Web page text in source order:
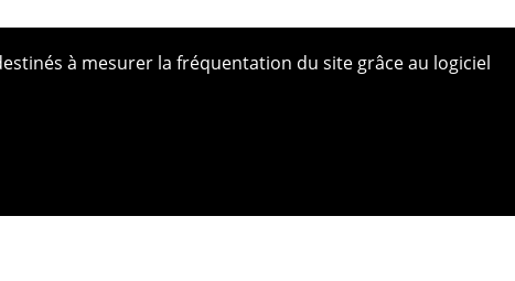
à mesurer la fréquentation du site grâce au logiciel